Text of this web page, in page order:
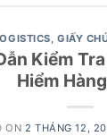
,GIẤY
Kiểm
Hiểm
ON 2 THÁNG 12,